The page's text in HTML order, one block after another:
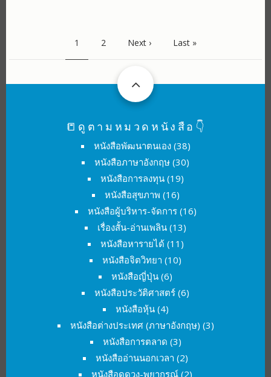
Current
1 Page
2 Next
Next › Last
Last »
📒ดูตามหมวดหนังสือ👇
หนังสือพัฒนาตนเอง(38)
หนังสือภาษาอังกฤษ (30)
หนังสือการลงทุน(19)
หนังสือสุขภาพ (16)
หนังสือผู้บริหาร-จัดการ(16)
เรื่องสั้น-อ่านเพลิน (13)
หนังสือหารายได้(11)
หนังสือจิตวิทยา (10)
หนังสือญี่ปุ่น (6)
หนังสือประวัติศาสตร์ (6)
หนังสือหุ้น(4)
หนังสือต่างประเทศ (ภาษาอังกฤษ) (3)
หนังสือการตลาด (3)
หนังสืออ่านนอกเวลา (2)
หนังสือดูดวง-พยากรณ์ (2)